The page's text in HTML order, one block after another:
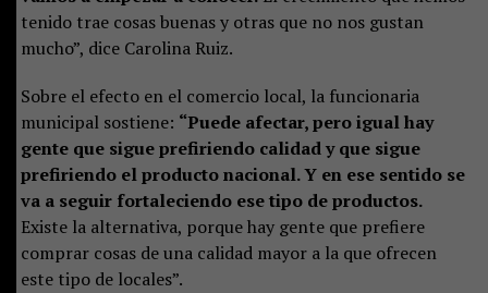
tenido trae cosas buenas y otras que no nos gustan
mucho”, dice Carolina Ruiz.
Sobre el efecto en el comercio local, la funcionaria
municipal sostiene: “Puede afectar, pero igual hay
gente que sigue prefiriendo calidad y que sigue
prefiriendo el producto nacional. Y en ese sentido se
va a seguir fortaleciendo ese tipo de productos.
Existe la alternativa, porque hay gente que prefiere
comprar cosas de una calidad mayor a la que ofrecen
este tipo de locales”.